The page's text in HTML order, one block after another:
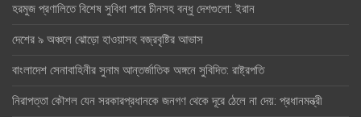
হরমুজ প্রণালিতে বিশেষ সুবিধা পাবে চীনসহ বন্ধু দেশগুলো: ইরান
দেশের ৯ অঞ্চলে ঝোড়ো হাওয়াসহ বজ্রবৃষ্টির আভাস
বাংলাদেশ সেনাবাহিনীর সুনাম আন্তর্জাতিক অঙ্গনে সুবিদিত: রাষ্ট্রপতি
নিরাপত্তা কৌশল যেন সরকারপ্রধানকে জনগণ থেকে দূরে ঠেলে না দেয়: প্রধানমন্ত্রী